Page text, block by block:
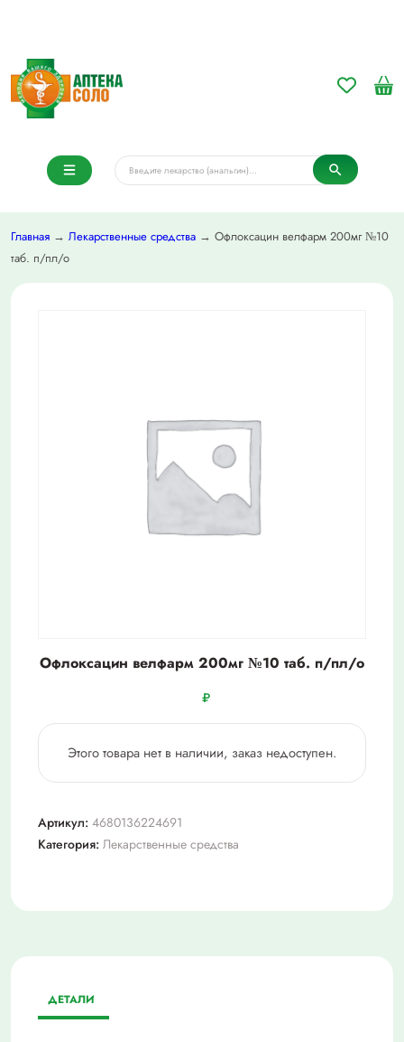
Главная → Лекарственные средства → Офлоксацин велфарм 200мг №10
таб. п/пл/о
Офлоксацин велфарм 200мг №10 таб. п/пл/о
₽
Этого товара нет в наличии, заказ недоступен.
Артикул: 4680136224691
Категория: Лекарственные средства
ДЕТАЛИ